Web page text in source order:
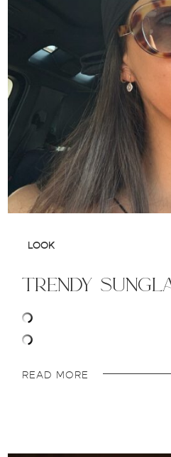
LOOK
trendy
READ MORE